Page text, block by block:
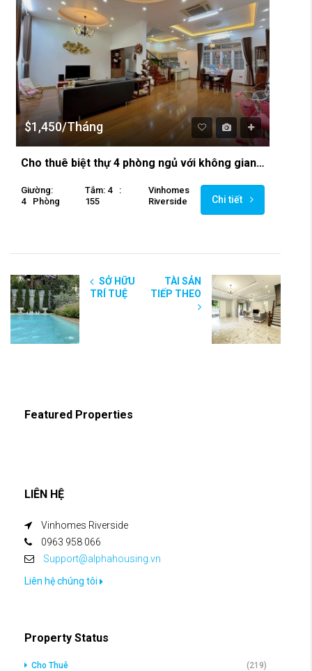
$1,450/Tháng
Cho thuê biệt thự 4 phòng ngủ với không gian thoáng mát tại Vinhomes Riverside
Giường:
4
Phòng
Tắm: 4
:
155
Vinhomes
Riverside
Chi tiết
SỞ HỮU
TRÍ TUỆ
TÀI SẢN
TIẾP THEO
Featured Properties
LIÊN HỆ
Vinhomes Riverside
0963 958 066
Support@alphahousing.vn
Liên hệ chúng tôi
Property Status
Cho Thuê
(219)